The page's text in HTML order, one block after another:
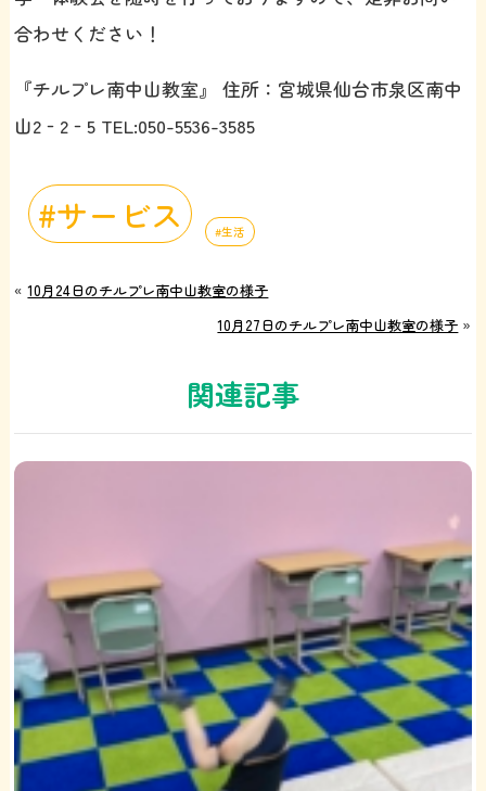
合わせください！
『チルプレ南中山教室』 住所：宮城県仙台市泉区南中
山2‐2‐5 TEL:050-5536-3585
サービス 生活
«10月24日のチルプレ南中山教室の様子
10月27日のチルプレ南中山教室の様子 »
関連記事